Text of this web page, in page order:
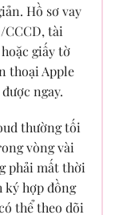
Hồ sơ vay
CCCD, tài
giấy tờ
thoại Apple
ngay.
thường tối
vòng vài
phải mất thời
ký hợp đồng
thể theo dõi